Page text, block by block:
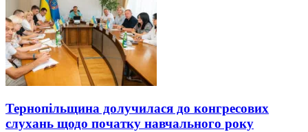
Тернопільщина долучилася до конгресових
слухань щодо початку навчального року